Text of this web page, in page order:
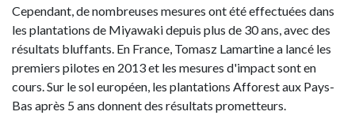
Cependant, de nombreuses mesures ont été effectuées dans
les plantations de Miyawaki depuis plus de 30 ans, avec des
résultats bluffants. En France, Tomasz Lamartine a lancé les
premiers pilotes en 2013 et les mesures d'impact sont en
cours. Sur le sol européen, les plantations Afforest aux Pays-
Bas après 5 ans donnent des résultats prometteurs.